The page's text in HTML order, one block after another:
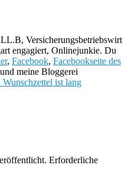
Versicherungsbetriebswirt
engagiert, Onlinejunkie. Du
, Facebook, Facebookseite des
meine Bloggerei
ist lang
Erforderliche